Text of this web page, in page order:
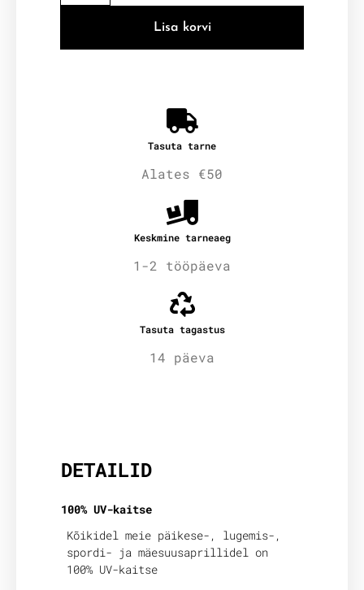
Lisa korvi
Tasuta tarne
Alates €50
Keskmine tarneaeg
1-2 tööpäeva
Tasuta tagastus
14 päeva
DETAILID
100% UV-kaitse
Kõikidel meie päikese-, lugemis-,
spordi- ja mäesuusaprillidel on
100% UV-kaitse